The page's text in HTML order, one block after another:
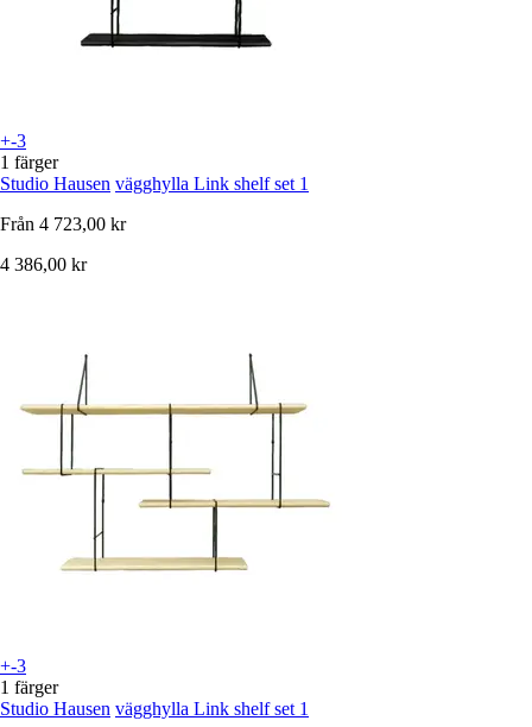
+-3
1 färger
Studio Hausen vägghylla Link shelf set 1
Från 4 723,00 kr
4 386,00 kr
+-3
1 färger
Studio Hausen vägghylla Link shelf set 1